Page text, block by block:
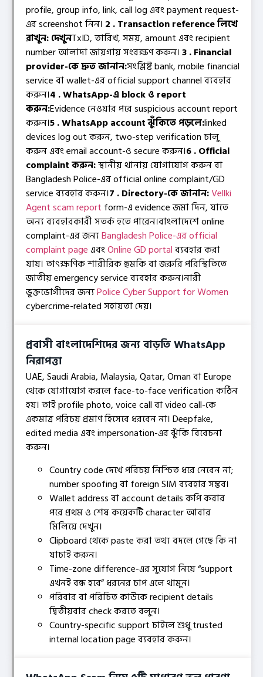
profile, group info, link, call log এবং payment request-
এর screenshot নিন। 2 . Transaction reference লিখে
রাখুন: দেখুনTxID, তারিখ, সময়, amount এবং recipient
number আলাদা জায়গায় সংরক্ষণ করুন।3 . Financial
provider-কে দ্রুত জানান:সংশ্লিষ্ট bank, mobile financial
service বা wallet-এর official support channel ব্যবহার
করুন।4 . WhatsApp-এ block ও report
করুন:Evidence নেওয়ার পরে suspicious account report
করুন।5 . WhatsApp account ঝুঁকিতে পড়লে:linked
devices log out করুন, two-step verification চালু
করুন এবং email account-ও secure করুন।6 . Official
complaint করুন:স্থানীয় থানায় যোগাযোগ করুন বা
Bangladesh Police-এর official online complaint/GD
service ব্যবহার করুন।7 . Directory-কে জানান:Vellki
Agent scam report form-এ evidence জমা দিন, যাতে
অন্য ব্যবহারকারী সতর্ক হতে পারেন।বাংলাদেশে online
complaint-এর জন্যBangladesh Police-এর official
complaint pageএবংOnline GD portalব্যবহার করা
যায়। তাৎক্ষণিক শারীরিক হুমকি বা জরুরি পরিস্থিতিতে
জাতীয় emergency service ব্যবহার করুন।নারী
ভুক্তভোগীদের জন্যPolice Cyber Support for Women
cybercrime-related সহায়তা দেয়।
প্রবাসী বাংলাদেশিদের জন্য বাড়তি WhatsApp
নিরাপত্তা
UAE, Saudi Arabia, Malaysia, Qatar, Oman বা Europe
থেকে যোগাযোগ করলে face-to-face verification কঠিন
হয়। তাই profile photo, voice call বা video call-কে
একমাত্র পরিচয় প্রমাণ হিসেবে ধরবেন না। Deepfake,
edited media এবং impersonation-এর ঝুঁকি বিবেচনা
করুন।
Country code দেখে পরিচয় নিশ্চিত ধরে নেবেন না;
number spoofing বা foreign SIM ব্যবহার সম্ভব।
Wallet address বা account details কপি করার
পরে প্রথম ও শেষ কয়েকটি character আবার
মিলিয়ে দেখুন।
Clipboard থেকে paste করা তথ্য বদলে গেছে কি না
যাচাই করুন।
Time-zone difference-এর সুযোগ নিয়ে “support
এখনই বন্ধ হবে” ধরনের চাপ এলে থামুন।
পরিবার বা পরিচিত কাউকে recipient details
দ্বিতীয়বার check করতে বলুন।
Country-specific support চাইলে শুধু trusted
internal location page ব্যবহার করুন।